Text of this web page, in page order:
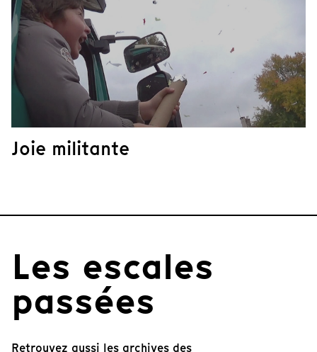
Joie militante
Les escales
passées
Retrouvez aussi les archives des